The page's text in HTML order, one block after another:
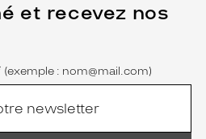
et recevez nos
(exemple : nom@mail.com)